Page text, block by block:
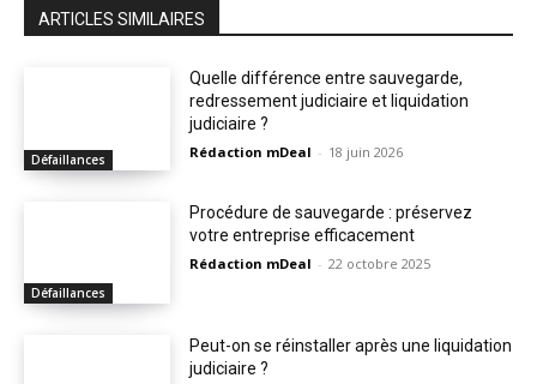
ARTICLES SIMILAIRES
Défaillances
Quelle différence entre sauvegarde,
redressement judiciaire et liquidation
judiciaire ?
Rédaction mDeal - 18 juin 2026
Défaillances
Procédure de sauvegarde : préservez
votre entreprise efficacement
Rédaction mDeal - 22 octobre 2025
Peut-on se réinstaller après une liquidation
judiciaire ?